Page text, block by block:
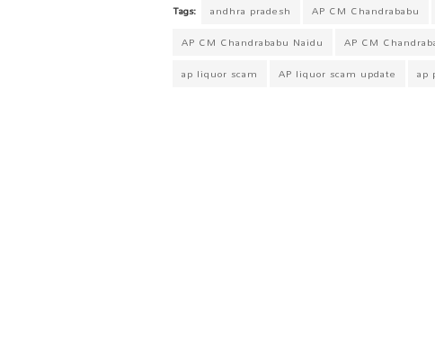
Tags: andhra pradesh AP CM Chandrababu
AP CM Chandrababu Naidu
AP CM
ap liquor scam
AP liquor scam update ap